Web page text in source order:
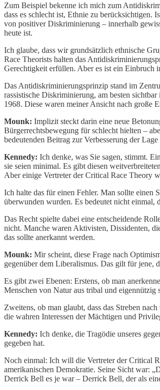
Zum Beispiel bekenne ich mich zum
dass es schlecht ist, Ethnie zu
von positiver Diskriminierung – innerhalb
heute ist.
Ich glaube, dass wir grundsätzlich ethnische
Race Theorists halten das
Gerechtigkeit erfüllen. Aber es ist ein Einbruch
Das Antidiskriminierungsprinzip stand im
rassistische Diskriminierung, am besten
1968. Diese waren meiner Ansicht nach große
Mounk: Implizit steckt darin eine neue
Bürgerrechtsbewegung für schlecht hielten –
bedeutenden Beitrag zur Verbesserung der
Kennedy: Ich denke, was Sie sagen, stimmt.
sie seien minimal. Es gibt diesen
Aber einige Vertreter der Critical Race Theory
Ich halte das für einen Fehler. Man sollte einen
überwunden wurden. Es bedeutet nicht einmal,
Das Recht spielte dabei eine entscheidende
nicht. Manche waren Aktivisten, Dissidenten,
das sollte anerkannt werden.
Mounk: Mir scheint, diese Frage nach
gegenüber dem Liberalismus. Das gilt für jene,
Es gibt zwei Ebenen: Erstens, ob man
Menschen von Natur aus tribal und eigennützig
Zweitens, ob man glaubt, dass das Streben
die wahren Interessen der Mächtigen und
Kennedy: Ich denke, die Tragödie unseres
gegeben hat.
Noch einmal: Ich will die Vertreter der Critical
amerikanischen Demokratie. Seine Sicht war:
Derrick Bell es je war – Derrick Bell, der als